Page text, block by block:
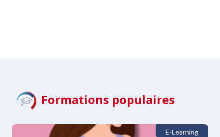
Formations populaires
E-Learning